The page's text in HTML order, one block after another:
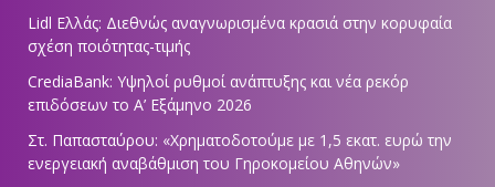
Lidl Ελλάς: Διεθνώς αναγνωρισμένα κρασιά στην κορυφαία
σχέση ποιότητας-τιμής
CrediaBank: Υψηλοί ρυθμοί ανάπτυξης και νέα ρεκόρ
επιδόσεων το Α’ Εξάμηνο 2026
Στ. Παπασταύρου: «Χρηματοδοτούμε με 1,5 εκατ. ευρώ την
ενεργειακή αναβάθμιση του Γηροκομείου Αθηνών»